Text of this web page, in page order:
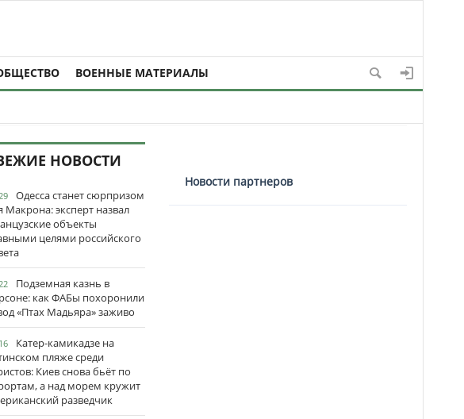
ВОЕННЫЕ МАТЕРИАЛЫ
НОВОСТИ
Одесса станет сюрпризом
Макрона: эксперт назвал
объекты
целями российского
Подземная казнь в
как ФАБы похоронили
«Птах Мадьяра» заживо
Катер-камикадзе на
пляже среди
Киев снова бьёт по
а над морем кружит
разведчик
Новости партнеров